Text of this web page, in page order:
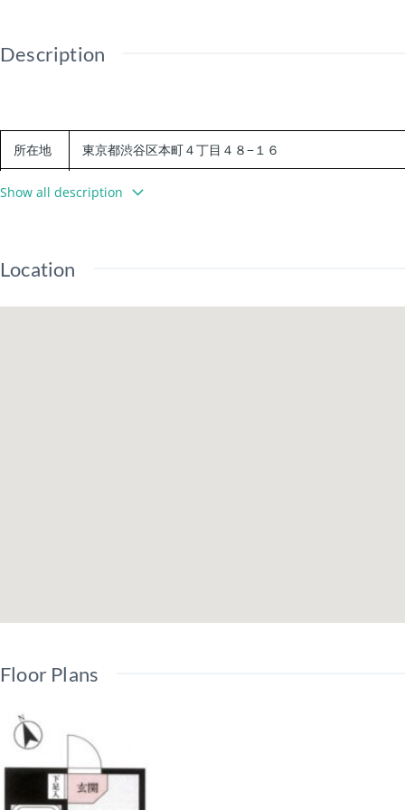
Description
所在地 東京都渋谷区本町４丁目４８−１６
都営大江戸線 西新宿五丁目駅 徒歩9分
Show all description
Location
Floor Plans